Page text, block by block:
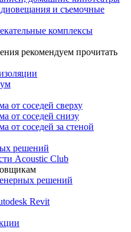
и съемочные
комплексы
рекомендуем прочитать
от соседей сверху
от соседей снизу
от соседей за стеной
решений
Acoustic Club
решений
Revit